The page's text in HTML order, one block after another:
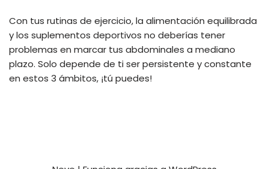
Con tus rutinas de ejercicio, la alimentación equilibrada
y los suplementos deportivos no deberías tener
problemas en marcar tus abdominales a mediano
plazo. Solo depende de ti ser persistente y constante
en estos 3 ámbitos, ¡tú puedes!